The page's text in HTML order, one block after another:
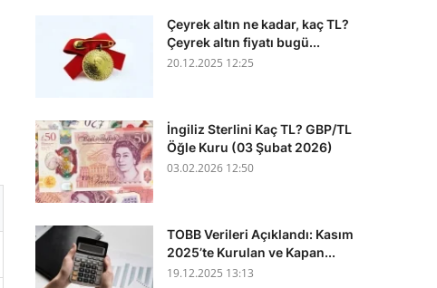
Çeyrek altın ne kadar, kaç TL?
Çeyrek altın fiyatı bugü...
20.12.2025 12:25
İngiliz Sterlini Kaç TL? GBP/TL
Öğle Kuru (03 Şubat 2026)
03.02.2026 12:50
TOBB Verileri Açıklandı: Kasım
2025’te Kurulan ve Kapan...
19.12.2025 13:13